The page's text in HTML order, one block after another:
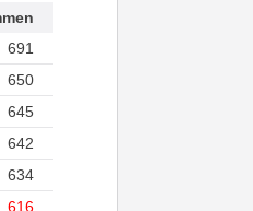
691
650
645
642
634
616